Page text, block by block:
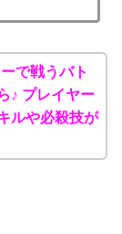
で戦うバト
♪ プレイヤー
ルや必殺技が